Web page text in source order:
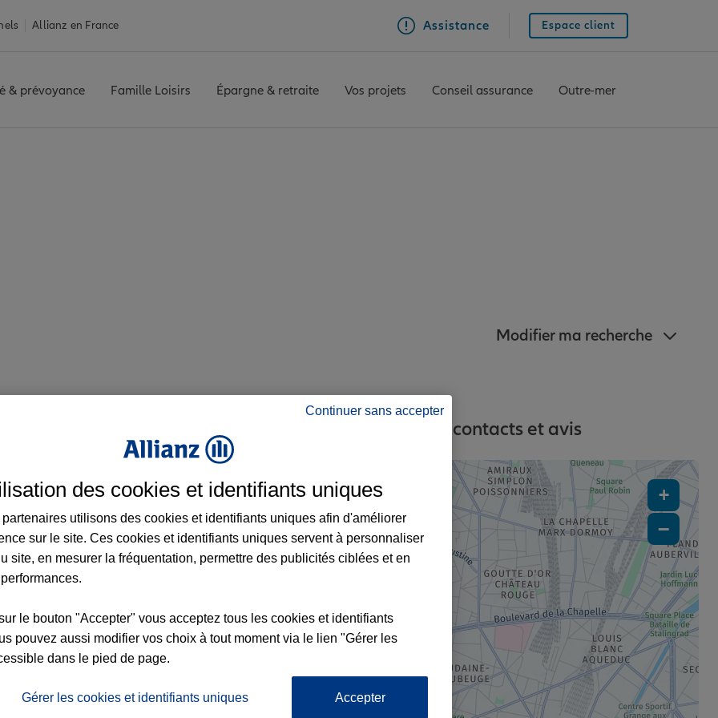
Allianz en France Assistance Espace client
& prévoyance Famille Loisirs Épargne & retraite Vos projets Conseil assurance Outre-mer
Modifier ma recherche
Paris 9e Arrondissement et aux alentours : adresses, contacts et avis
5
+
−
Continuer sans accepter
des cookies et identifiants uniques
partenaires utilisons des cookies et identifiants uniques afin d'améliorer
sur le site. Ces cookies et identifiants uniques servent à personnaliser
site, en mesurer la fréquentation, permettre des publicités ciblées et en
le bouton "Accepter" vous acceptez tous les cookies et identifiants
pouvez aussi modifier vos choix à tout moment via le lien "Gérer les
dans le pied de page.
Gérer les cookies et identifiants uniques Accepter